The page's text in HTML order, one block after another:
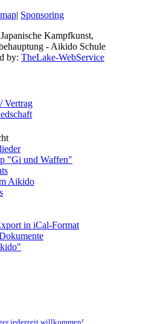
| Sponsoring
Kampfkunst,
- Aikido Schule
by: TheLake-WebService
Vertrag
"Gi und Waffen"
Aikido
in iCal-Format
jederzeit willkommen!